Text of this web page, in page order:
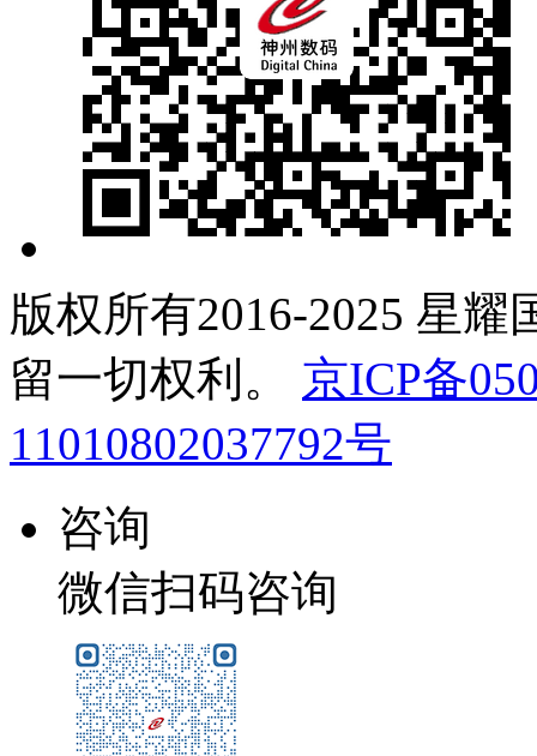
版权所有2016-2025 星耀
留一切权利。
京ICP备
11010802037792号
咨询
微信扫码咨询